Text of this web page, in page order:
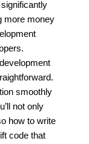
more money
smoothly
not only
how to write
code that